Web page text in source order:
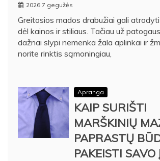
2026 7 gegužės
Greitosios mados drabužiai gali
dėl kainos ir stiliaus. Tačiau už
dažnai slypi nemenka žala aplinkai ir
norite rinktis sąmoningiau,
Apranga
KAIP SURIŠTI
MARŠKINIŲ
PAPRASTŲ
PAKEISTI SAVO